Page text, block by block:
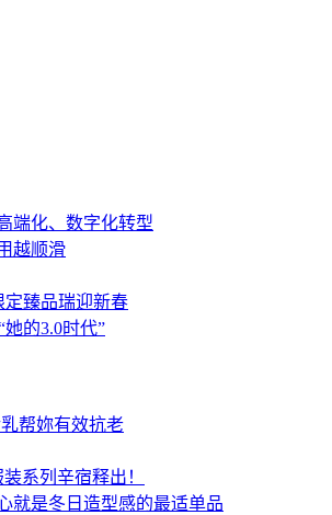
端化、数字化转型
越顺滑
臻品瑞迎新春
的3.0时代”
帮妳有效抗老
系列辛宿释出！
就是冬日造型感的最适单品